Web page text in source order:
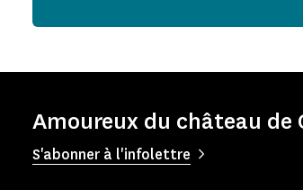
Amoureux du château de
S'abonner à l'infolettre